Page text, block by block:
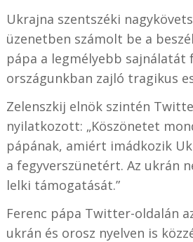
Ukrajna szentszéki
üzenetben számolt be a
pápa a legmélyebb sajnálatát
országunkban zajló tragikus
Zelenszkij elnök szintén
nyilatkozott: „Köszönetet
pápának, amiért imádkozik
a fegyverszünetért. Az ukrán
lelki támogatását.”
Ferenc pápa Twitter-oldalán
ukrán és orosz nyelven is